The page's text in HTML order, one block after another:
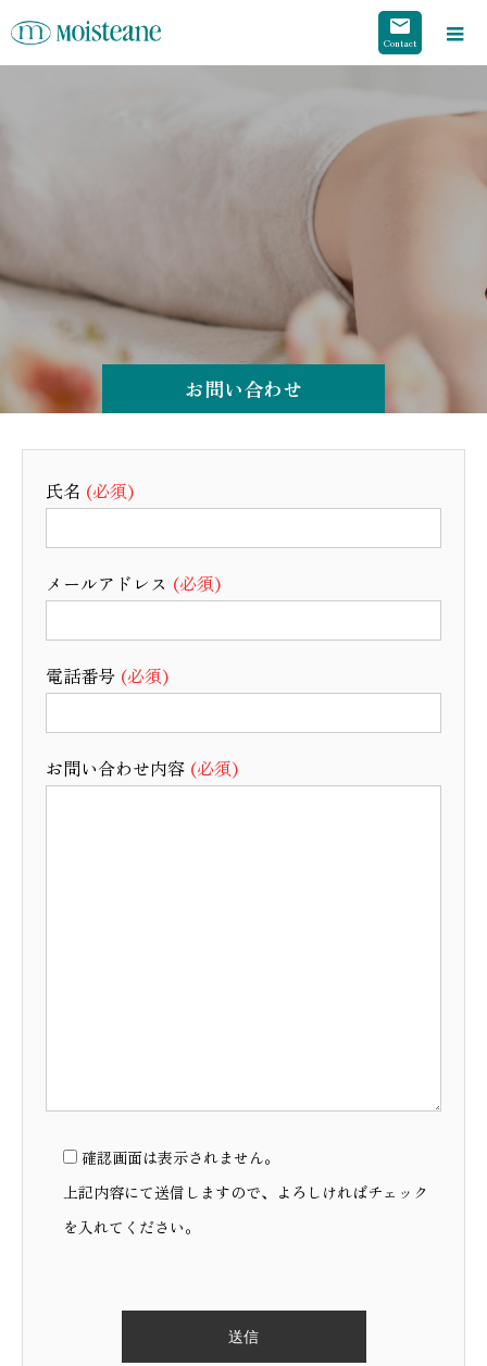
お問い合わせ
氏名 (必須)
メールアドレス (必須)
電話番号 (必須)
お問い合わせ内容 (必須)
確認画面は表示されません。
上記内容にて送信しますので、よろしければチェック
を入れてください。